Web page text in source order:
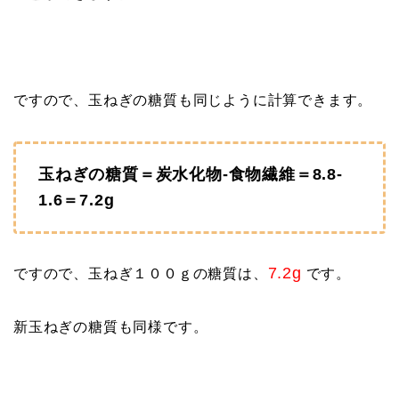
ですので、玉ねぎの糖質も同じように計算できます。
玉ねぎの糖質＝炭水化物-食物繊維＝8.8-
1.6＝7.2g
ですので、玉ねぎ１００ｇの糖質は、 7.2g です。
新玉ねぎの糖質も同様です。